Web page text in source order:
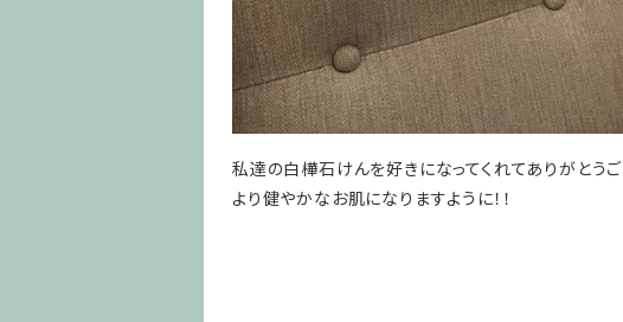
私達の白樺石けんを好きになってくれてありがとうご
より健やかなお肌になりますように！！